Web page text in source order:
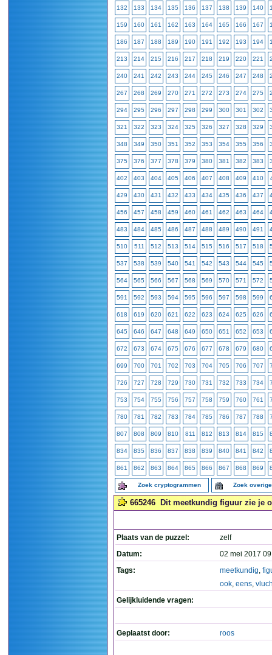
132 133 134 135 136 137 138 139 140
159 160 161 162 163 164 165 166 167
186 187 188 189 190 191 192 193 194
213 214 215 216 217 218 219 220 221
240 241 242 243 244 245 246 247 248
267 268 269 270 271 272 273 274 275
294 295 296 297 298 299 300 301 302
321 322 323 324 325 326 327 328 329
348 349 350 351 352 353 354 355 356
375 376 377 378 379 380 381 382 383
402 403 404 405 406 407 408 409 410
429 430 431 432 433 434 435 436 437
456 457 458 459 460 461 462 463 464
483 484 485 486 487 488 489 490 491
510 511 512 513 514 515 516 517 518
537 538 539 540 541 542 543 544 545
564 565 566 567 568 569 570 571 572
591 592 593 594 595 596 597 598 599
618 619 620 621 622 623 624 625 626
645 646 647 648 649 650 651 652 653
672 673 674 675 676 677 678 679 680
699 700 701 702 703 704 705 706 707
726 727 728 729 730 731 732 733 734
753 754 755 756 757 758 759 760 761
780 781 782 783 784 785 786 787 788
807 808 809 810 811 812 813 814 815
834 835 836 837 838 839 840 841 842
861 862 863 864 865 866 867 868 869
Zoek cryptogrammen Zoek
665246 Dit meetkundig figuur zie je
Plaats van de puzzel:
zelf
Datum:
02 mei 2017
Tags:
meetkundig,
ook, eens,
Gelijkluidende vragen:
Geplaatst door: roos